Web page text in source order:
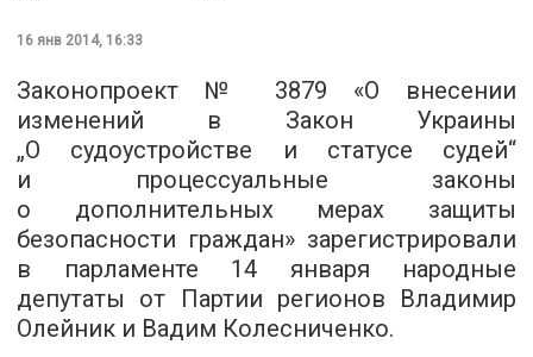
16 янв 2014, 16:33
Законопроект № 3879 «О внесении
изменений в Закон Украины
„О судоустройстве и статусе судей“
и процессуальные законы
о дополнительных мерах защиты
безопасности граждан» зарегистрировали
в парламенте 14 января народные
депутаты от Партии регионов Владимир
Олейник и Вадим Колесниченко.